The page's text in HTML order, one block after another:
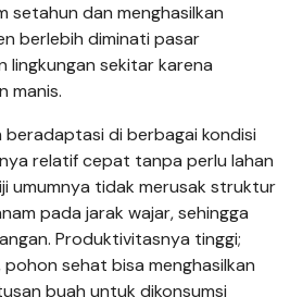
setahun dan menghasilkan
berlebih diminati pasar
lingkungan sekitar karena
manis.
beradaptasi di berbagai kondisi
relatif cepat tanpa perlu lahan
umumnya tidak merusak struktur
pada jarak wajar, sehingga
Produktivitasnya tinggi;
pohon sehat bisa menghasilkan
buah untuk dikonsumsi